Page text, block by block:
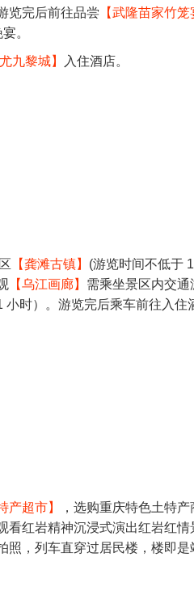
览完后前往品尝 【武隆苗家竹笼
。
九黎城】 入住酒店。
【龚滩古镇】 (游览时间不低于
【乌江画廊】 需乘坐景区内交
时）。游览完后乘车前往入住
产超市】 ，选购重庆特色土特
看红岩精神沉浸式演出红岩红
照，列车直穿过居民楼，楼即